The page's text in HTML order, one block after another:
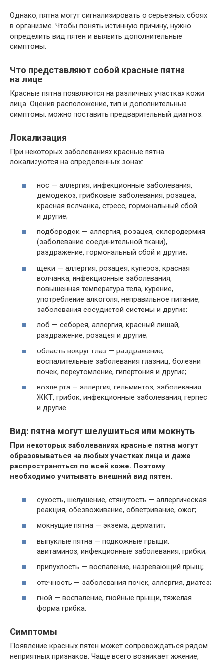
Однако, пятна могут сигнализировать о серьезных сбоях
в организме. Чтобы понять истинную причину, нужно
определить вид пятен и выявить дополнительные
симптомы.
Что представляют собой красные пятна
на лице
Красные пятна появляются на различных участках кожи
лица. Оценив расположение, тип и дополнительные
симптомы, можно поставить предварительный диагноз.
Локализация
При некоторых заболеваниях красные пятна
локализуются на определенных зонах:
нос — аллергия, инфекционные заболевания,
демодекоз, грибковые заболевания, розацеа,
красная волчанка, стресс, гормональный сбой
и другие;
подбородок — аллергия, розацея, склеродермия
(заболевание соединительной ткани),
раздражение, гормональный сбой и другие;
щеки — аллергия, розацея, купероз, красная
волчанка, инфекционные заболевания,
повышенная температура тела, курение,
употребление алкоголя, неправильное питание,
заболевания сосудистой системы и другие;
лоб — себорея, аллергия, красный лишай,
раздражение, розацея и другие;
область вокруг глаз — раздражение,
воспалительные заболевания глазниц, болезни
почек, переутомление, гипертония и другие;
возле рта — аллергия, гельминтоз, заболевания
ЖКТ, грибок, инфекционные заболевания, герпес
и другие.
Вид: пятна могут шелушиться или мокнуть
При некоторых заболеваниях красные пятна могут
образовываться на любых участках лица и даже
распространяться по всей коже. Поэтому
необходимо учитывать внешний вид пятен.
сухость, шелушение, стянутость — аллергическая
реакция, обезвоживание, обветривание, ожог;
мокнущие пятна — экзема, дерматит;
выпуклые пятна — подкожные прыщи,
авитаминоз, инфекционные заболевания, грибки;
припухлость — воспаление, назревающий прыщ;
отечность — заболевания почек, аллергия, диатез;
гной — воспаление, гнойные прыщи, тяжелая
форма грибка.
Симптомы
Появление красных пятен может сопровождаться рядом
неприятных признаков. Чаще всего возникает жжение,